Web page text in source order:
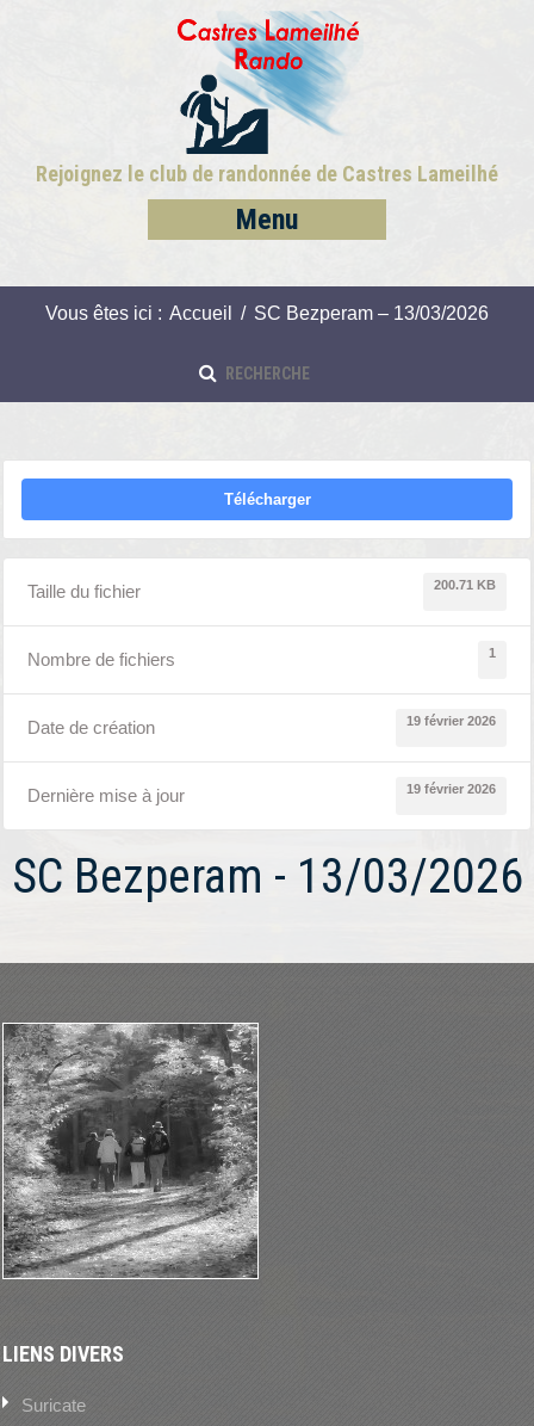
Rejoignez le club de randonnée de Castres Lameilhé
Menu
Vous êtes ici : Accueil / SC Bezperam – 13/03/2026
Télécharger
Taille du fichier 200.71 KB
Nombre de fichiers 1
Date de création 19 février 2026
Dernière mise à jour 19 février 2026
SC Bezperam - 13/03/2026
LIENS DIVERS
Suricate